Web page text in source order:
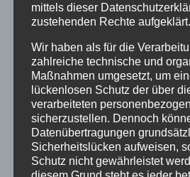
Info
Natur in Form
Termine
Stichworte
Allgäu Annette Rehle Atelier
Blaichach Creuzfeldtrash
mittels dieser
zustehenden Rechte aufgeklärt.
Wir haben als für die
zahlreiche technische und
Maßnahmen umgesetzt, um
lückenlosen Schutz der über
verarbeiteten
sicherzustellen. Dennoch
Datenübertragungen
Sicherheitslücken aufweisen,
Schutz nicht gewährleistet